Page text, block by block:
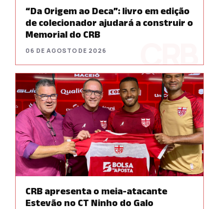
“Da Origem ao Deca”: livro em edição
de colecionador ajudará a construir o
Memorial do CRB
06 DE AGOSTO DE 2026
CRB apresenta o meia-atacante
Estevão no CT Ninho do Galo